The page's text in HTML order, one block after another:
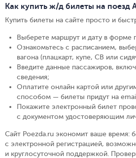
Как купить ж/д билеты на поезд
Купить билеты на сайте просто и
Выберете маршрут и дату в форме
Ознакомьтесь с расписанием,
вагона (плацкарт, купе, СВ или
Введите данные пассажиров,
сведения;
Оплатите онлайн картой или
способом — билеты придут на
Покажите электронный билет
с документом удостоверяющим
Сайт Poezda.ru экономит ваше время:
с электронной регистрацией,
и круглосуточной поддержкой.